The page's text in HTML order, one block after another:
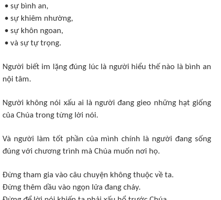
• sự bình an,
• sự khiêm nhường,
• sự khôn ngoan,
• và sự tự trọng.
Người biết im lặng đúng lúc là người hiểu thế nào là bình an
nội tâm.
Người không nói xấu ai là người đang gieo những hạt giống
của Chúa trong từng lời nói.
Và người làm tốt phần của mình chính là người đang sống
đúng với chương trình mà Chúa muốn nơi họ.
Đừng tham gia vào câu chuyện không thuộc về ta.
Đừng thêm dầu vào ngọn lửa đang cháy.